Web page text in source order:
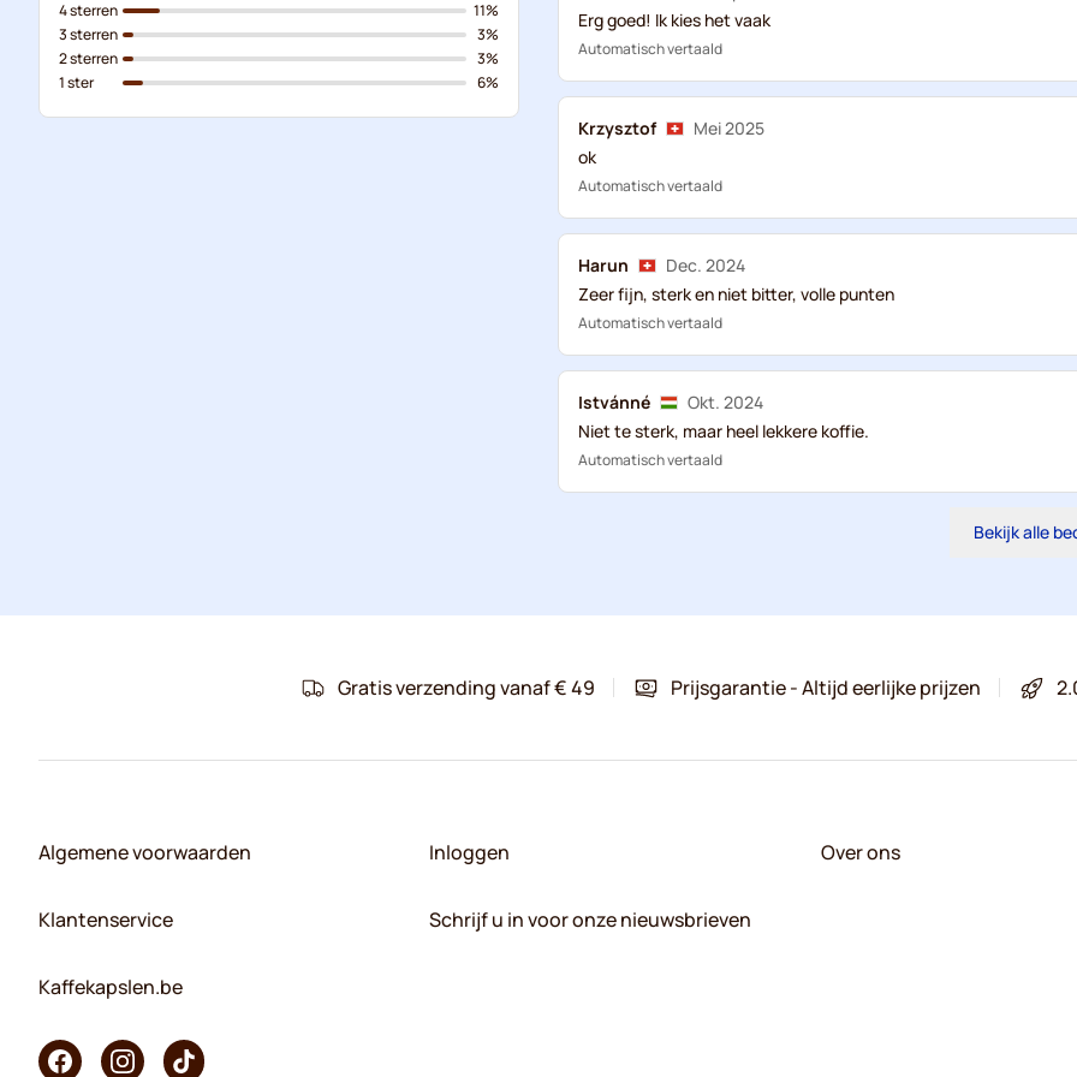
4 sterren
3 sterren
2 sterren
1 ster
11%
3%
3%
6%
Erg goed! Ik kies het vaak
Automatisch vertaald
Krzysztof
Mei 2025
ok
Automatisch vertaald
Harun
Dec. 2024
Zeer fijn, sterk en niet bitter, volle punten
Automatisch vertaald
Istvánné
Okt. 2024
Niet te sterk, maar heel lekkere koffie.
Automatisch vertaald
Bekijk alle
Gratis verzending vanaf € 49 Prijsgarantie - Altijd eerlijke prijzen
Algemene voorwaarden
Klantenservice
Kaffekapslen.be
Inloggen
Schrijf u in voor onze nieuwsbrieven
Over ons